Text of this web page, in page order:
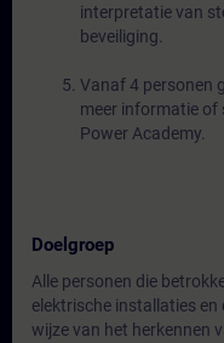
interpretatie van
beveiliging.
Vanaf 4 personen
meer informatie of
Power Academy.
Doelgroep
Alle personen die
elektrische installaties en
wijze van het herkennen